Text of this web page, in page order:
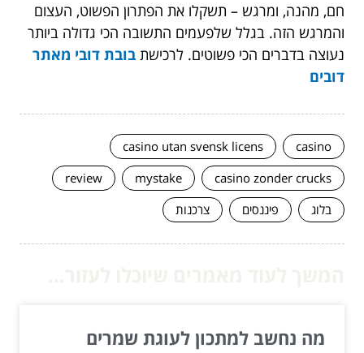
חם, מהנה, ומרגש – תשקלו את הפתרון הפשוט, העצום
והמרגש הזה. בגלל שלפעמים התשובה הכי גדולה ביותר
נעוצה בדברים הכי פשוטים. לרכישת בובת דובי מאתר
דובים
casino
casino utan svensk licens
casino zonder crucks
mystake
review
בלוג
פיננסים צרכנות
מה נחשב למתכון לעוגת שמרים